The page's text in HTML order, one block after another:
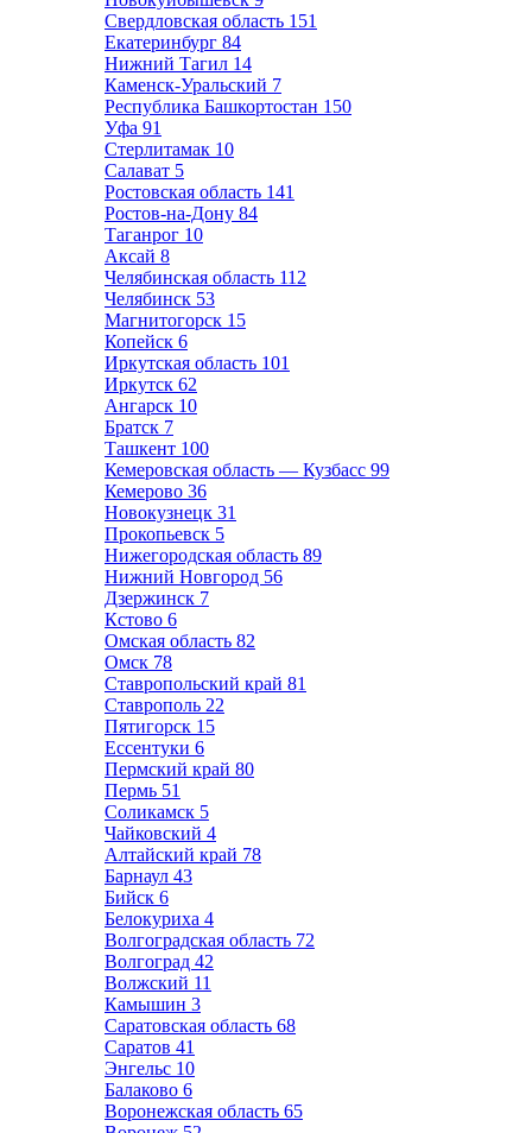
Свердловская область 151
Екатеринбург 84
Нижний Тагил 14
Каменск-Уральский 7
Республика Башкортостан 150
Уфа 91
Стерлитамак 10
Салават 5
Ростовская область 141
Ростов-на-Дону 84
Таганрог 10
Аксай 8
Челябинская область 112
Челябинск 53
Магнитогорск 15
Копейск 6
Иркутская область 101
Иркутск 62
Ангарск 10
Братск 7
Ташкент 100
Кемеровская область — Кузбасс 99
Кемерово 36
Новокузнецк 31
Прокопьевск 5
Нижегородская область 89
Нижний Новгород 56
Дзержинск 7
Кстово 6
Омская область 82
Омск 78
Ставропольский край 81
Ставрополь 22
Пятигорск 15
Ессентуки 6
Пермский край 80
Пермь 51
Соликамск 5
Чайковский 4
Алтайский край 78
Барнаул 43
Бийск 6
Белокуриха 4
Волгоградская область 72
Волгоград 42
Волжский 11
Камышин 3
Саратовская область 68
Саратов 41
Энгельс 10
Балаково 6
Воронежская область 65